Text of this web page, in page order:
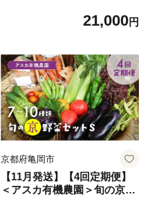
玖珠町 野菜 きのこ 旬 定期便
21,000円
京都府亀岡市
【11月発送】【4回定期便】
＜アスカ有機農園＞旬の京野